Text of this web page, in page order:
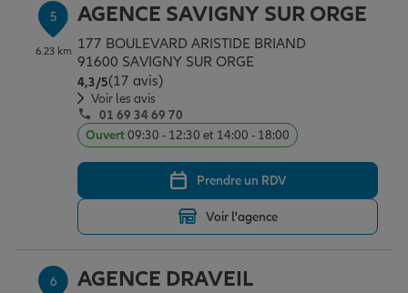
5
6.23 km
AGENCE SAVIGNY SUR ORGE
177 BOULEVARD ARISTIDE BRIAND
91600 SAVIGNY SUR ORGE
4,3/5Note de 4.3 sur 5
(17 avis)
Voir les avis
01 69 34 69 70
Ouvert09:30 - 12:30 et 14:00 - 18:00
Prendre un RDV
Voir l'agence
6 AGENCE DRAVEIL